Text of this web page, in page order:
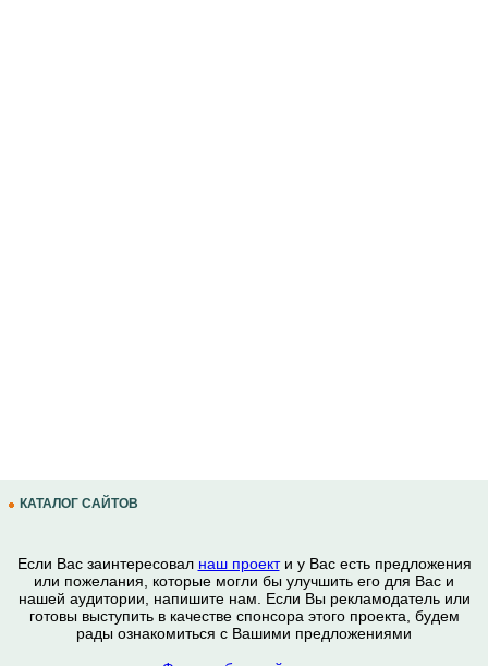
КАТАЛОГ САЙТОВ
Если Вас заинтересовал наш проекти у Вас есть предложения
или пожелания, которые могли бы улучшить его для Вас и
нашей аудитории, напишите нам. Если Вы рекламодатель или
готовы выступить в качестве спонсора этого проекта, будем
рады ознакомиться с Вашими предложениями